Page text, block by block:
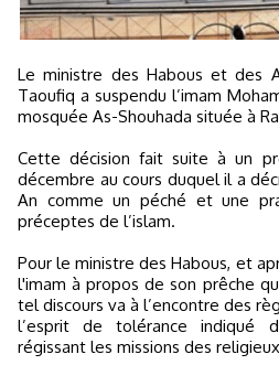
Le ministre des Habous et des Affaires islamiques Ahmed
Taoufiq a suspendu l’imam
mosquée As-Shouhada située à
Cette décision fait suite à un
décembre au cours duquel il a
An comme un péché et une
préceptes de l’islam.
Pour le ministre des Habous, et
l'imam à propos de son prêche
tel discours va à l’encontre des
l’esprit de tolérance indiqué
régissant les missions des